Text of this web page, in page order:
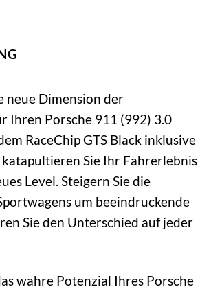
neue Dimension der
Ihren Porsche 911 (992) 3.0
RaceChip GTS Black inklusive
Sie Ihr Fahrerlebnis
Level. Steigern Sie die
um beeindruckende
Sie den Unterschied auf jeder
wahre Potenzial Ihres Porsche